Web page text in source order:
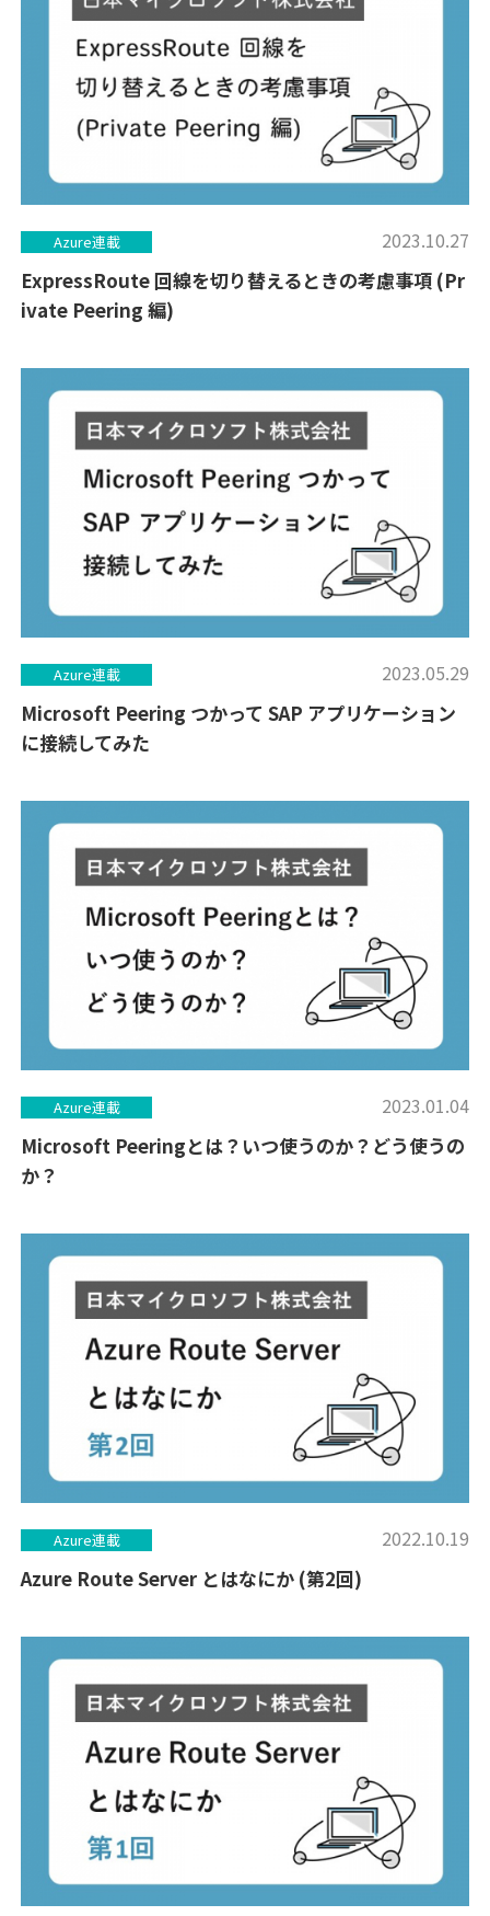
Azure連載 2023.10.27
ExpressRoute 回線を切り替えるときの考慮事項 (Pr
ivate Peering 編)
Azure連載 2023.05.29
Microsoft Peering つかって SAP アプリケーション
に接続してみた
Azure連載 2023.01.04
Microsoft Peeringとは？いつ使うのか？どう使うの
か？
Azure連載 2022.10.19
Azure Route Server とはなにか (第2回)